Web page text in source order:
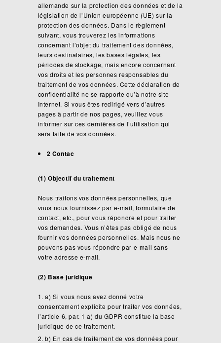
allemande sur la protection des données et de la
législation de l’Union européenne (UE) sur la
protection des données. Dans le règlement
suivant, vous trouverez les informations
concernant l’objet du traitement des données,
leurs destinataires, les bases légales, les
périodes de stockage, mais encore concernant
vos droits et les personnes responsables du
traitement de vos données. Cette déclaration de
confidentialité ne se rapporte qu’à notre site
Internet. Si vous êtes redirigé vers d’autres
pages à partir de nos pages, veuillez vous
informer sur ces dernières de l’utilisation qui
sera faite de vos données.
2 Contac
(1) Objectif du traitement
Nous traitons vos données personnelles, que
vous nous fournissez par e-mail, formulaire de
contact, etc., pour vous répondre et pour traiter
vos demandes. Vous n’êtes pas obligé de nous
fournir vos données personnelles. Mais nous ne
pouvons pas vous répondre par e-mail sans
votre adresse e-mail.
(2) Base juridique
a) Si vous nous avez donné votre
consentement explicite pour traiter vos données,
l’article 6, par. 1 a) du GDPR constitue la base
juridique de ce traitement.
b) En cas de traitement de vos données pour